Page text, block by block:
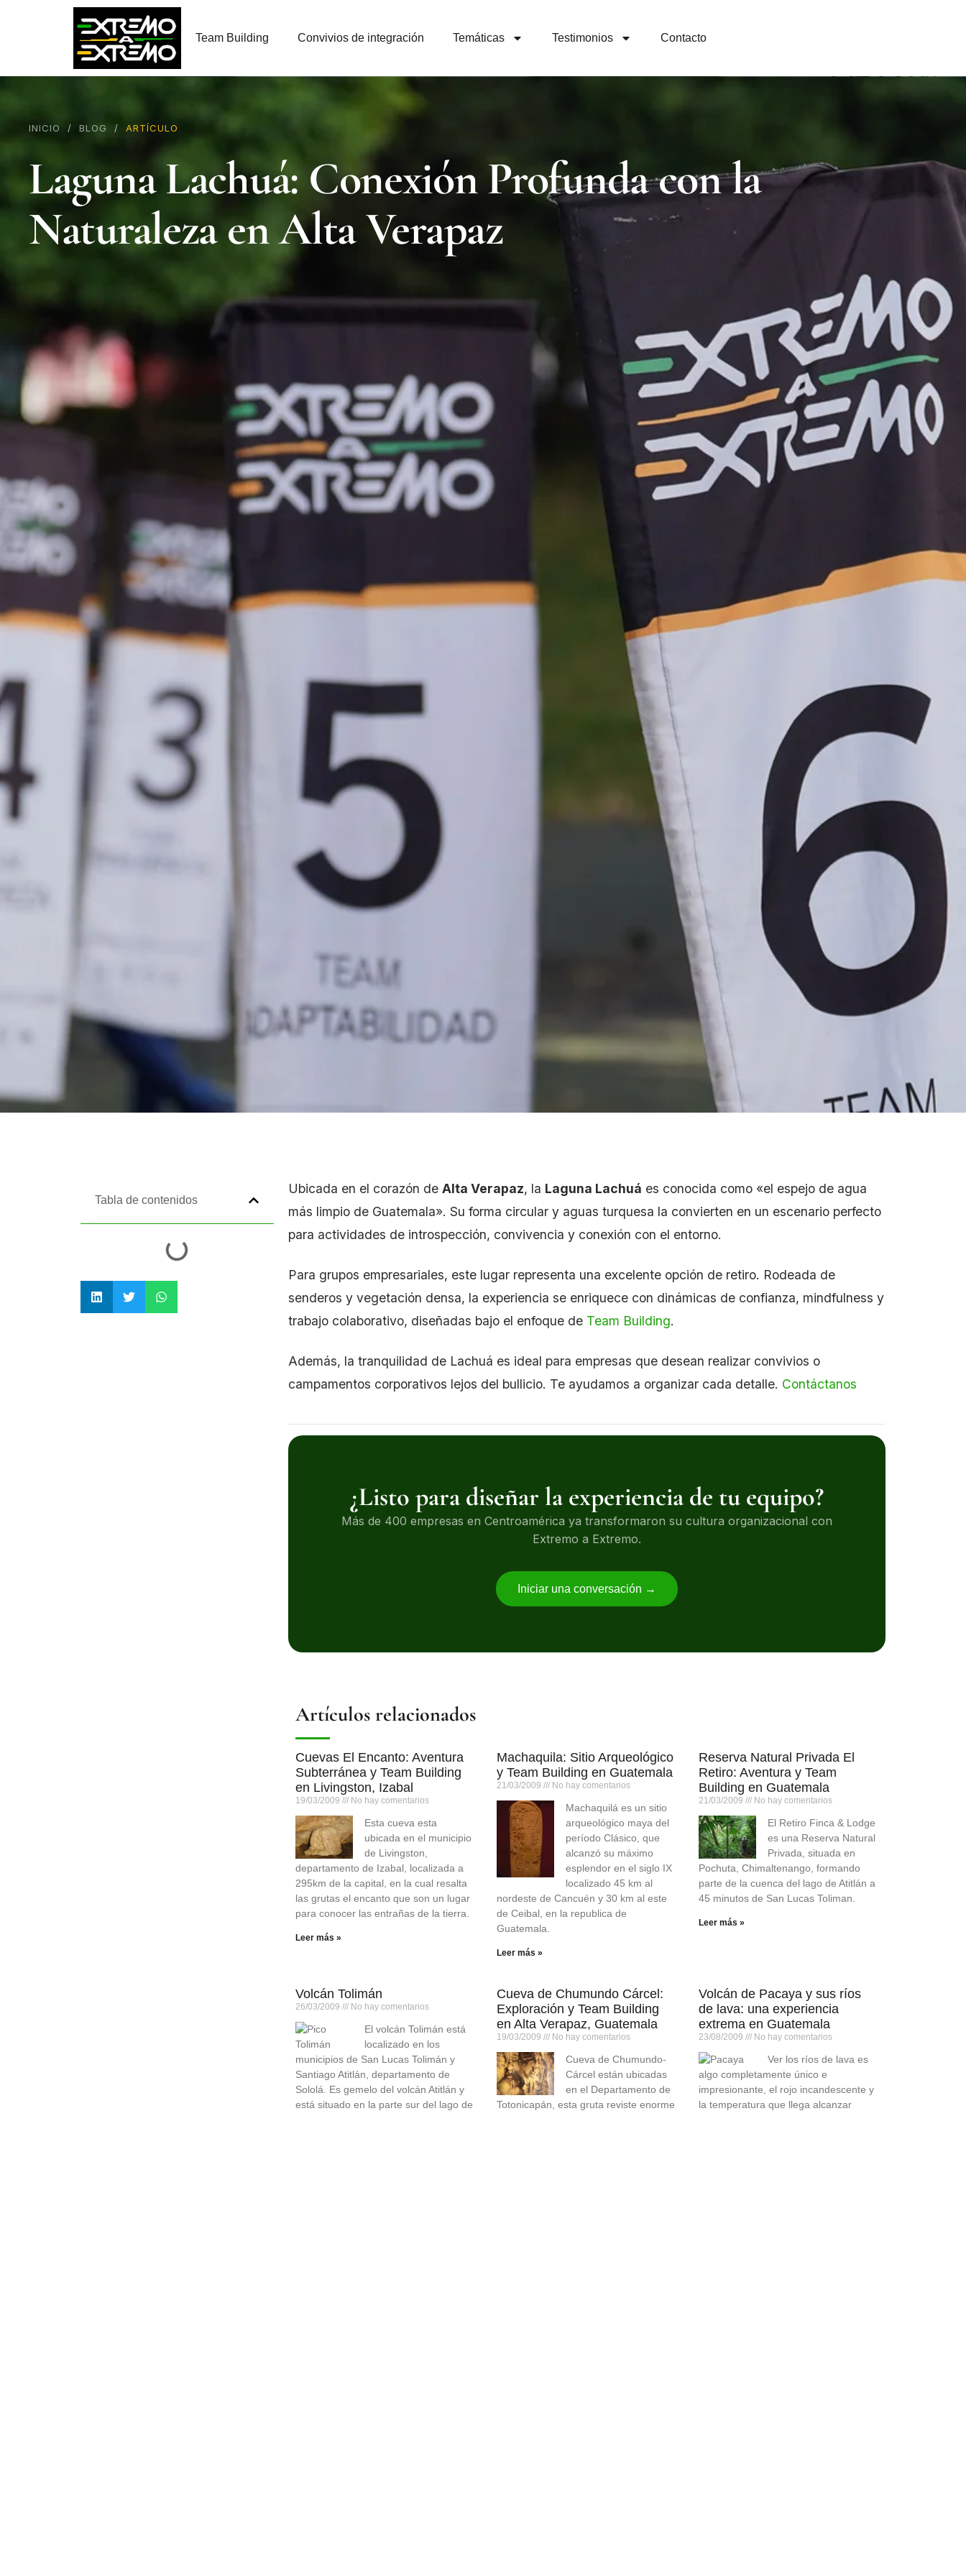
Team Building Convivios de integración Temáticas Testimonios Contacto
INICIO / BLOG / ARTÍCULO
Laguna Lachuá: Conexión Profunda con la
Naturaleza en Alta Verapaz
Tabla de contenidos
Ubicada en el corazón de Alta Verapaz, la Laguna Lachuá es conocida como «el espejo de agua
más limpio de Guatemala». Su forma circular y aguas turquesa la convierten en un escenario perfecto
para actividades de introspección, convivencia y conexión con el entorno.
Para grupos empresariales, este lugar representa una excelente opción de retiro. Rodeada de
senderos y vegetación densa, la experiencia se enriquece con dinámicas de confianza, mindfulness y
trabajo colaborativo, diseñadas bajo el enfoque de Team Building.
Además, la tranquilidad de Lachuá es ideal para empresas que desean realizar convivios o
campamentos corporativos lejos del bullicio. Te ayudamos a organizar cada detalle. Contáctanos
¿Listo para diseñar la experiencia de tu equipo?
Más de 400 empresas en Centroamérica ya transformaron su cultura organizacional con
Extremo a Extremo.
Iniciar una conversación →
Artículos relacionados
Cuevas El Encanto: Aventura
Subterránea y Team Building
en Livingston, Izabal
19/03/2009 No hay comentarios
Esta cueva esta
ubicada en el municipio
de Livingston,
departamento de Izabal, localizada a
295km de la capital, en la cual resalta
las grutas el encanto que son un lugar
para conocer las entrañas de la tierra.
Leer más »
Machaquila: Sitio Arqueológico
y Team Building en Guatemala
21/03/2009 No hay comentarios
Machaquilá es un sitio
arqueológico maya del
período Clásico, que
alcanzó su máximo
esplendor en el siglo IX
localizado 45 km al
nordeste de Cancuén y 30 km al este
de Ceibal, en la republica de
Guatemala.
Leer más »
Reserva Natural Privada El
Retiro: Aventura y Team
Building en Guatemala
21/03/2009 No hay comentarios
El Retiro Finca & Lodge
es una Reserva Natural
Privada, situada en
Pochuta, Chimaltenango, formando
parte de la cuenca del lago de Atitlán a
45 minutos de San Lucas Toliman.
Leer más »
Volcán Tolimán
26/03/2009 No hay comentarios
El volcán Tolimán está
localizado en los
municipios de San Lucas Tolimán y
Santiago Atitlán, departamento de
Sololá. Es gemelo del volcán Atitlán y
está situado en la parte sur del lago de
Cueva de Chumundo Cárcel:
Exploración y Team Building
en Alta Verapaz, Guatemala
19/03/2009 No hay comentarios
Cueva de Chumundo-
Cárcel están ubicadas
en el Departamento de
Totonicapán, esta gruta reviste enorme
Volcán de Pacaya y sus ríos
de lava: una experiencia
extrema en Guatemala
23/08/2009 No hay comentarios
Ver los ríos de lava es
algo completamente único e
impresionante, el rojo incandescente y
la temperatura que llega alcanzar